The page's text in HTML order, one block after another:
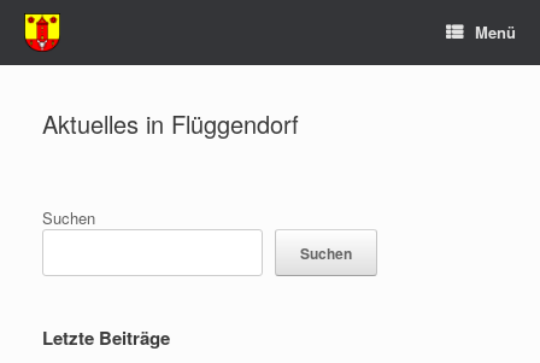
Zum
Inhalt
springen
Menü
Aktuelles in Flüggendorf
Suchen
Suchen
Letzte Beiträge